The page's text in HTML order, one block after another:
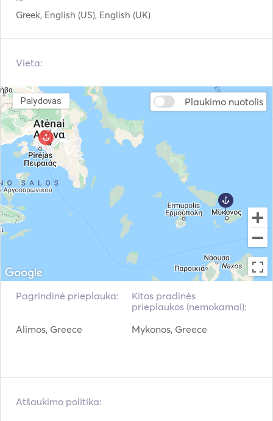
Garsiakalbiai ant denio
Šildymas Žiūronai
Žibintuvėlio šviesa
Šaldiklis Šaldytuvas
Orkaitė
Stalo įrankiai / stiklinės
/ indai
Indų plovimo mašina Kavos aparatas
Ledo gaminimo
BBQ
Karštos plokštės
Pagalbinė jungtis
Mp3 grotuvas / radijas
Plaukų džiovintuvas
Greek, English (US), English (UK)
Vieta:
Plaukimo nuotolis
Palydovas
Pagrindinė prieplauka:
Alimos, Greece
Kitos pradinės
prieplaukos (nemokamai):
Mykonos, Greece
Atšaukimo politika: